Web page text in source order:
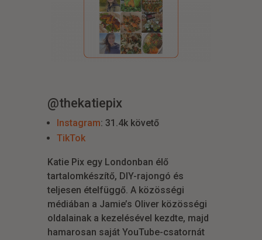
@thekatiepix
Instagram: 31.4k követő
TikTok
Katie Pix egy Londonban élő
tartalomkészítő, DIY-rajongó és
teljesen ételfüggő. A közösségi
médiában a Jamie’s Oliver közösségi
oldalainak a kezelésével kezdte, majd
hamarosan saját YouTube-csatornát